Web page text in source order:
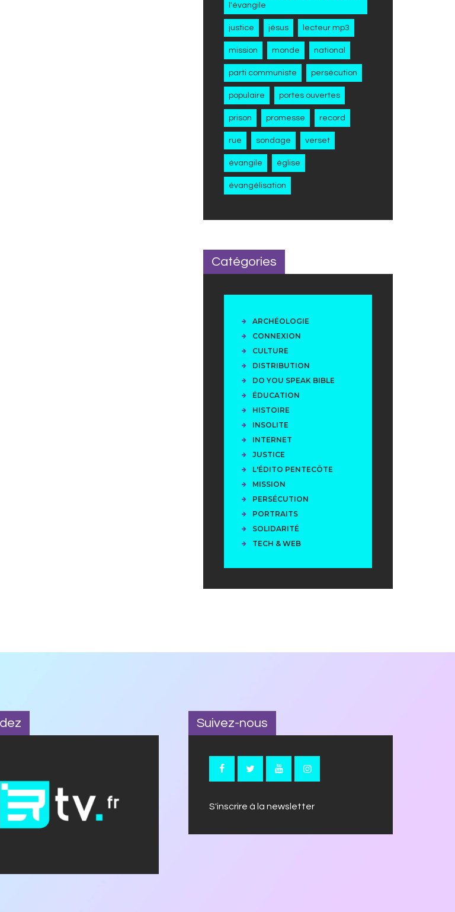
l'évangile
justice jésus lecteur mp3
mission monde national
parti communiste persécution
populaire portes ouvertes
prison promesse record
rue sondage verset
évangile église
évangélisation
Catégories
ARCHÉOLOGIE
CONNEXION
CULTURE
DISTRIBUTION
DO YOU SPEAK BIBLE
ÉDUCATION
HISTOIRE
INSOLITE
INTERNET
JUSTICE
L'ÉDITO PENTECÔTE
MISSION
PERSÉCUTION
PORTRAITS
SOLIDARITÉ
TECH & WEB
Suivez-nous
S'inscrire à la newsletter